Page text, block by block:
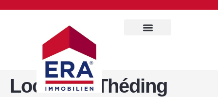
Location: Théding